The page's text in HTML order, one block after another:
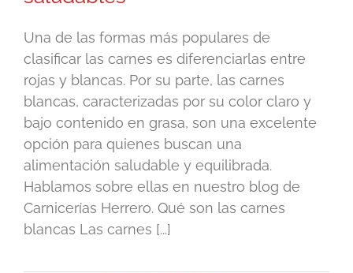
Una de las formas más populares de
clasificar las carnes es diferenciarlas entre
rojas y blancas. Por su parte, las carnes
blancas, caracterizadas por su color claro y
bajo contenido en grasa, son una excelente
opción para quienes buscan una
alimentación saludable y equilibrada.
Hablamos sobre ellas en nuestro blog de
Carnicerías Herrero. Qué son las carnes
blancas Las carnes [...]